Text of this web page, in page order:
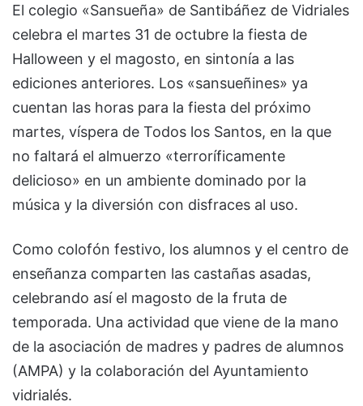
El colegio «Sansueña» de Santibáñez de Vidriales
celebra el martes 31 de octubre la fiesta de
Halloween y el magosto, en sintonía a las
ediciones anteriores. Los «sansueñines» ya
cuentan las horas para la fiesta del próximo
martes, víspera de Todos los Santos, en la que
no faltará el almuerzo «terroríficamente
delicioso» en un ambiente dominado por la
música y la diversión con disfraces al uso.
Como colofón festivo, los alumnos y el centro de
enseñanza comparten las castañas asadas,
celebrando así el magosto de la fruta de
temporada. Una actividad que viene de la mano
de la asociación de madres y padres de alumnos
(AMPA) y la colaboración del Ayuntamiento
vidrialés.